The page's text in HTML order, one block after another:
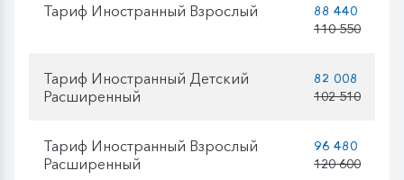
Тариф Иностранный Взрослый
88 440
110 550
Тариф Иностранный Детский
Расширенный
82 008
102 510
Тариф Иностранный Взрослый
Расширенный
96 480
120 600